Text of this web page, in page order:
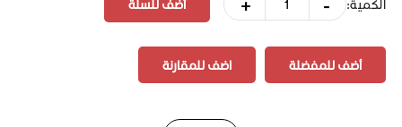
الكمية:
أضف للمفضلة اضف للمقارنة